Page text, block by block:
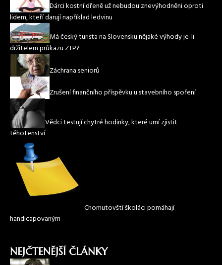
Dárci kostní dřeně už nebudou znevýhodněni oproti
lidem, kteří darují například ledvinu
Má český turista na Slovensku nějaké výhody je-li
držitelem průkazu ZTP?
Záchrana seniorů
Zrušení finančního příspěvku u stavebního spoření
Vědci testují chytré hodinky, které umí zjistit
těhotenství
Chomutovští školáci pomáhají
handicapovaným
NEJČTENĚJŠÍ ČLÁNKY